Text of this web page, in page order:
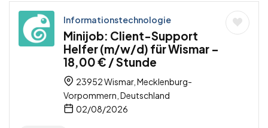
Informationstechnologie
Minijob: Client-Support
Helfer (m/w/d) für Wismar –
18,00 € / Stunde
23952 Wismar, Mecklenburg-
Vorpommern, Deutschland
02/08/2026